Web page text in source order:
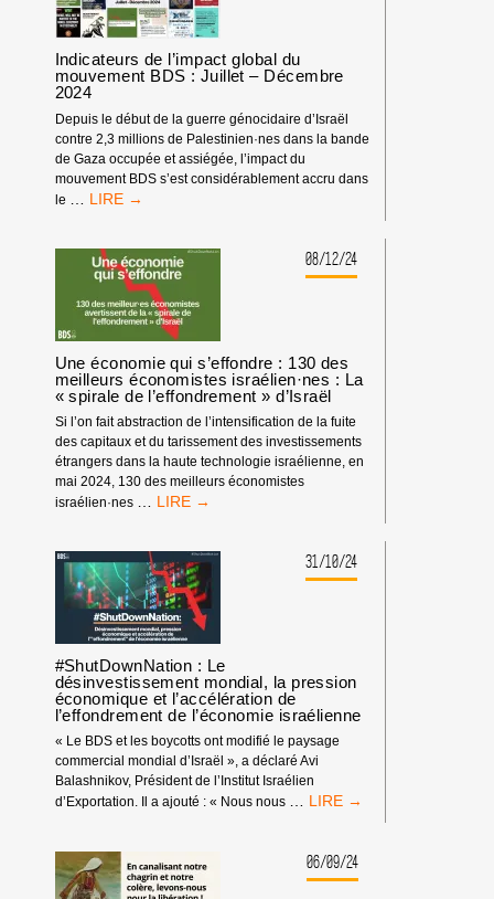
LE
CONFIRMENT
LES
ÉTATS
CÔTIERS
ET
ONT
L’OBLIGATION
CESSER
DE
SE
RENDRE
TRANSFERTS
MARITIMES
Indicateurs de l’impact global du
mouvement BDS : Juillet – Décembre
2024
Depuis le début de la guerre génocidaire d’Israël
contre 2,3 millions de Palestinien·nes dans la bande
de Gaza occupée et assiégée, l’impact du
mouvement BDS s’est considérablement accru dans
le
INDICATEURS
GLOBAL
DU
MOUVEMENT
BDS
JUILLET
–
DÉCEMBRE
2024
08/12/24
Une économie qui s’effondre : 130 des
meilleurs économistes israélien·nes : La
« spirale de l’effondrement » d’Israël
Si l’on fait abstraction de l’intensification de la fuite
des capitaux et du tarissement des investissements
étrangers dans la haute technologie israélienne, en
mai 2024, 130 des meilleurs économistes
israélien·nes
UNE
S’EFFONDRE
:
130
DES
MEILLEURS
ÉCONOMISTES
ISRAÉLIEN·NES
:
LA
«
SPIRALE
DE
L’EFFONDREMENT
31/10/24
#ShutDownNation : Le
désinvestissement mondial, la pression
économique et l’accélération de
l’effondrement de l’économie israélienne
« Le BDS et les boycotts ont modifié le paysage
commercial mondial d’Israël », a déclaré Avi
Balashnikov, Président de l’Institut Israélien
d’Exportation. Il a ajouté : « Nous nous … #SHUTDOWNNATION
DÉSINVESTISSEMENT
MONDIAL,
06/09/24